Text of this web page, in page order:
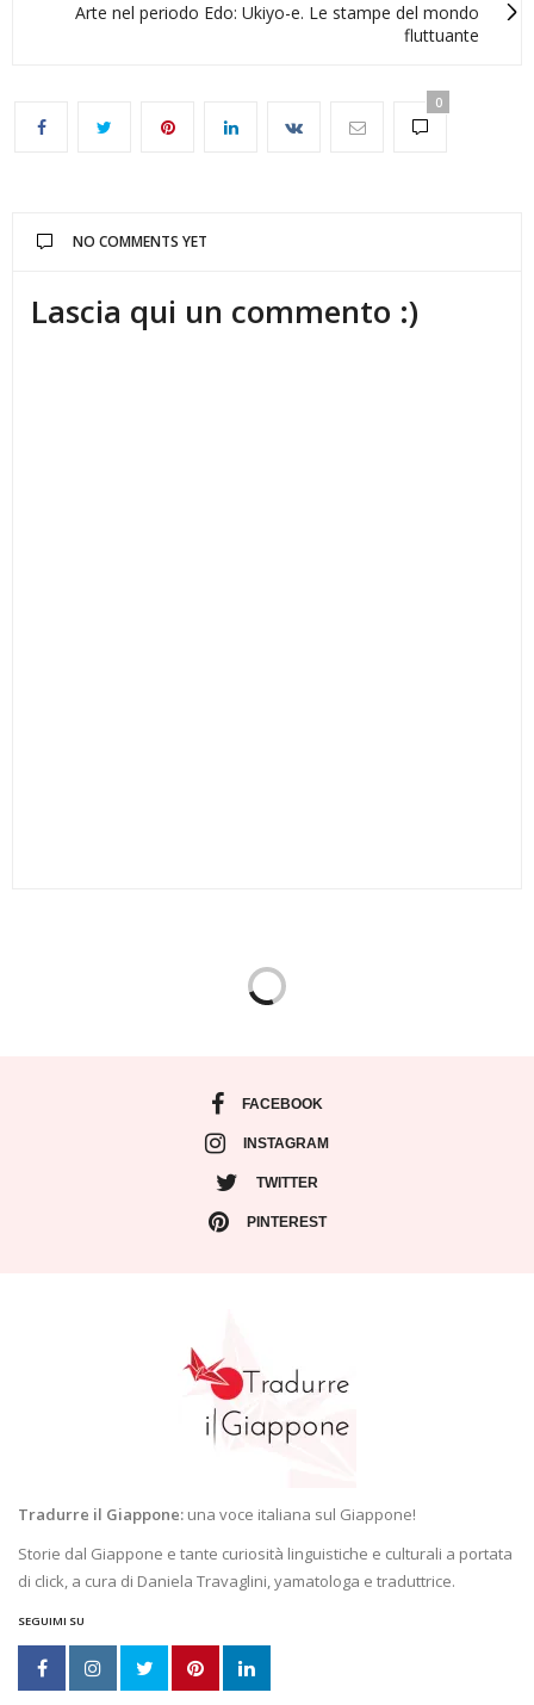
Arte nel periodo Edo: Ukiyo-e. Le stampe del mondo
fluttuante
0
NO COMMENTS YET
Lascia qui un commento :)
FACEBOOK
INSTAGRAM
TWITTER
PINTEREST
Tradurre il Giappone: una voce italiana sul Giappone!
Storie dal Giappone e tante curiosità linguistiche e culturali a portata
di click, a cura di Daniela Travaglini, yamatologa e traduttrice.
SEGUIMI SU